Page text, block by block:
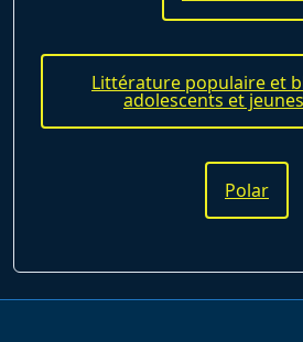
Littérature populaire et
adolescents et
Polar